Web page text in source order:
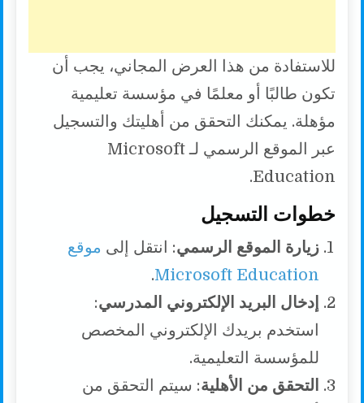
للاستفادة من هذا العرض المجاني، يجب أن
تكون طالبًا أو معلمًا في مؤسسة تعليمية
مؤهلة. يمكنك التحقق من أهليتك والتسجيل
عبر الموقع الرسمي لـ Microsoft
Education.
خطوات التسجيل
زيارة الموقع الرسمي: انتقل إلى موقع
Microsoft Education
.
إدخال البريد الإلكتروني المدرسي:
استخدم بريدك الإلكتروني المخصص
للمؤسسة التعليمية.
التحقق من الأهلية: سيتم التحقق من